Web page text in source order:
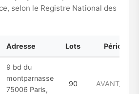
selon le Registre National des
Adresse Lots Période
9 bd du
montparnasse
75006 Paris,
90 AVANT_1949